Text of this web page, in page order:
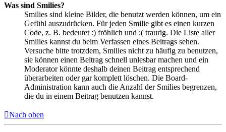
Was sind Smilies?
Smilies sind kleine Bilder, die benutzt werden können, um ein
Gefühl auszudrücken. Für jeden Smilie gibt es einen kurzen
Code, z. B. bedeutet :) fröhlich und :( traurig. Die Liste aller
Smilies kannst du beim Verfassen eines Beitrags sehen.
Versuche bitte trotzdem, Smilies nicht zu häufig zu benutzen,
sie können einen Beitrag schnell unlesbar machen und ein
Moderator könnte deshalb deinen Beitrag entsprechend
überarbeiten oder gar komplett löschen. Die Board-
Administration kann auch die Anzahl der Smilies begrenzen,
die du in einem Beitrag benutzen kannst.
Nach oben